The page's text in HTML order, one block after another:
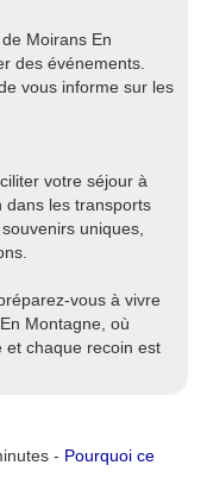
Moirans En
des événements.
vous informe sur les
votre séjour à
dans les transports
uniques,
vous à vivre
Montagne, où
et chaque recoin est
- Pourquoi ce